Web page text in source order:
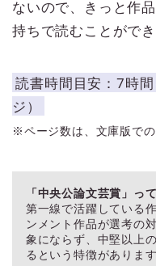
ないので、きっと作
持ちで読むことができ
読書時間目安：7時
ジ）
※ページ数は、文庫版での
「中央公論文芸賞」っ
第一線で活躍している
ンメント作品が選考の
象にならず、中堅以上
るという特徴があります